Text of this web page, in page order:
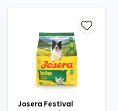
Josera Festival